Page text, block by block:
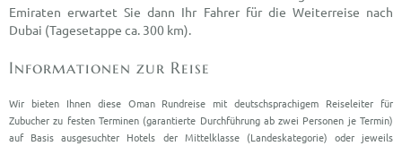
Emiraten erwartet Sie dann Ihr Fahrer für die Weiterreise nach
Dubai (Tagesetappe ca. 300 km).
Wir bieten Ihnen diese Oman Rundreise mit deutschsprachigem Reiseleiter für
Zubucher zu festen Terminen (garantierte Durchführung ab zwei Personen je Termin)
auf Basis ausgesuchter Hotels der Mittelklasse (Landeskategorie) oder jeweils